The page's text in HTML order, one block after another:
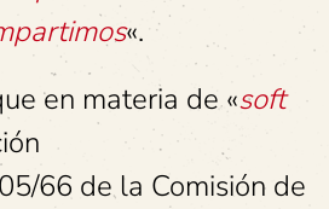
«.
en materia de «soft
66 de la Comisión de